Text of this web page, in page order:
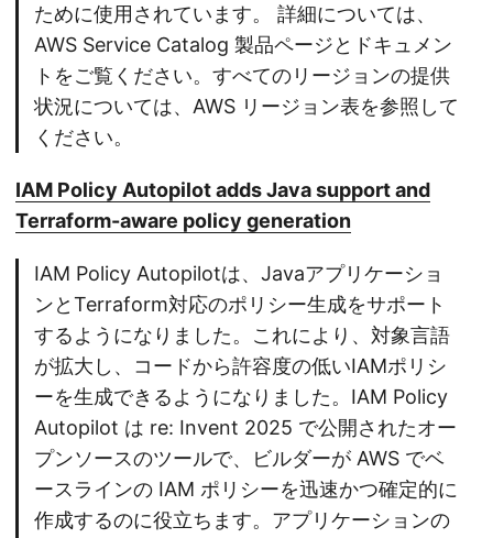
ために使用されています。 詳細については、
AWS Service Catalog 製品ページとドキュメン
トをご覧ください。すべてのリージョンの提供
状況については、AWS リージョン表を参照して
ください。
IAM Policy Autopilot adds Java support and
Terraform-aware policy generation
IAM Policy Autopilotは、Javaアプリケーショ
ンとTerraform対応のポリシー生成をサポート
するようになりました。これにより、対象言語
が拡大し、コードから許容度の低いIAMポリシ
ーを生成できるようになりました。IAM Policy
Autopilot は re: Invent 2025 で公開されたオー
プンソースのツールで、ビルダーが AWS でベ
ースラインの IAM ポリシーを迅速かつ確定的に
作成するのに役立ちます。アプリケーションの